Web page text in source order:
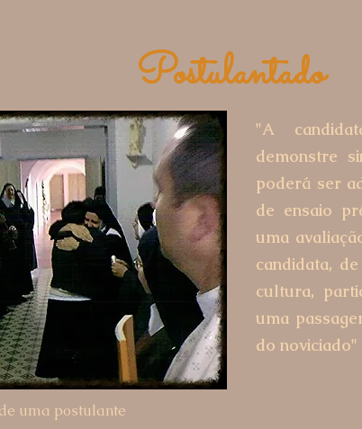
Postulantado
"A
demonstre
poderá ser
de ensaio
uma
candidata,
cultura,
uma
do noviciado"
uma postulante